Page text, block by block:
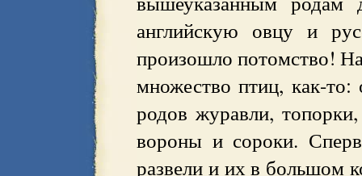
английскую овцу и
произошло потомство!
множество птиц, как-
родов журавли,
вороны и сороки.
развели и их в большом